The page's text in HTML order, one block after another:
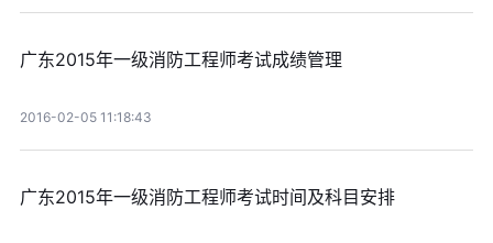
广东2015年一级消防工程师考试成绩管理
2016-02-05 11:18:43
广东2015年一级消防工程师考试时间及科目安排